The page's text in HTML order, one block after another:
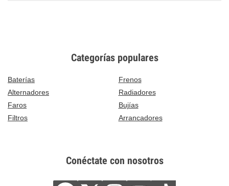
Categorías populares
Baterías
Frenos
Alternadores
Radiadores
Faros
Bujías
Filtros
Arrancadores
Conéctate con nosotros